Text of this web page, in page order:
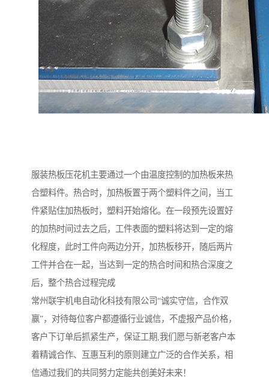
服装热板压花机主要通过一个由温度控制的加热板来热
合塑料件。热合时，加热板置于两个塑料件之间，当工
件紧贴住加热板时，塑料开始熔化。在一段预先设置好
的加热时间过去之后，工件表面的塑料将达到一定的熔
化程度，此时工件向两边分开，加热板移开，随后两片
工件并合在一起，当达到一定的热合时间和热合深度之
后，整个热合过程完成
常州联宇机电自动化科技有限公司“诚实守信，合作双
赢”，对待每位客户都遵循行业诚信，不虚报产品价格，
客户下订单后抓紧生产，保证工期,我们愿与新老客户本
着精诚合作、互惠互利的原则建立广泛的合作关系，相
信通过我们的共同努力定能共创美好未来！